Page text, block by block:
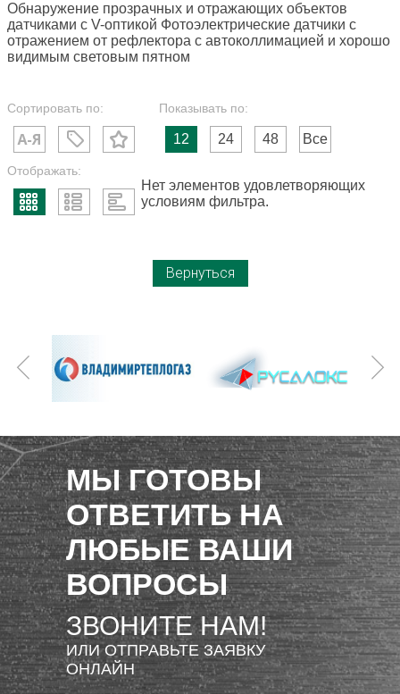
Обнаружение прозрачных и отражающих объектов
датчиками с V-оптикой Фотоэлектрические датчики с
отражением от рефлектора с автоколлимацией и хорошо
видимым световым пятном
Сортировать по: Показывать по:
12 24 48 Все
Отображать:
Нет элементов удовлетворяющих
условиям фильтра.
Вернуться
МЫ ГОТОВЫ
ОТВЕТИТЬ НА
ЛЮБЫЕ ВАШИ
ВОПРОСЫ
ЗВОНИТЕ НАМ!
ИЛИ ОТПРАВЬТЕ ЗАЯВКУ
ОНЛАЙН